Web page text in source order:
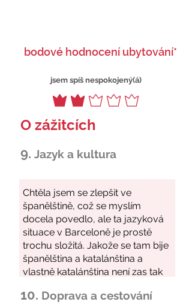
bodové hodnocení ubytování*
jsem spíš nespokojený(á)
O zážitcích
9. Jazyk a kultura
10. Doprava a cestování